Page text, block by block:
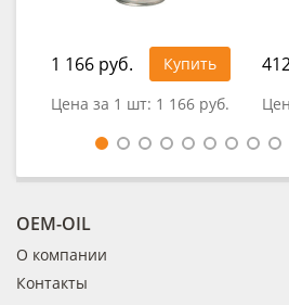
1 166 руб.
Купить
Цена за 1 шт: 1 166 руб.
OEM-OIL
О компании
Контакты